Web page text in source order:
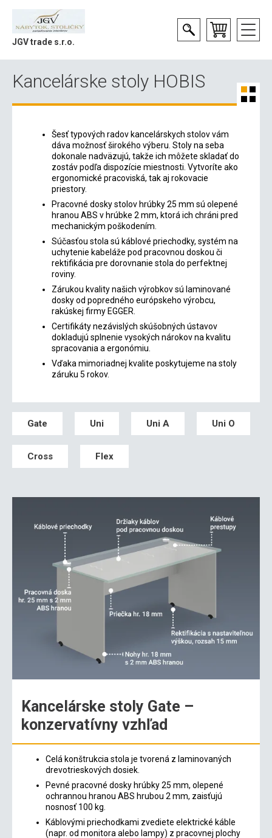
JGV trade s.r.o.
Kancelárske stoly HOBIS
Šesť typových radov kancelárskych stolov vám
dáva možnosť širokého výberu. Stoly na seba
dokonale nadväzujú, takže ich môžete skladať do
zostáv podľa dispozície miestnosti. Vytvoríte ako
ergonomické pracoviská, tak aj rokovacie
priestory.
Pracovné dosky stolov hrúbky 25 mm sú olepené
hranou ABS v hrúbke 2 mm, ktorá ich chráni pred
mechanickým poškodením.
Súčasťou stola sú káblové priechodky, systém na
uchytenie kabeláže pod pracovnou doskou či
rektifikácia pre dorovnanie stola do perfektnej
roviny.
Zárukou kvality našich výrobkov sú laminované
dosky od popredného európskeho výrobcu,
rakúskej firmy EGGER.
Certifikáty nezávislých skúšobných ústavov
dokladujú splnenie vysokých nárokov na kvalitu
spracovania a ergonómiu.
Vďaka mimoriadnej kvalite poskytujeme na stoly
záruku 5 rokov.
Gate Uni Uni A Uni O
Cross Flex
Kancelárske stoly Gate –
konzervatívny vzhľad
Celá konštrukcia stola je tvorená z laminovaných
drevotrieskových dosiek.
Pevné pracovné dosky hrúbky 25 mm, olepené
ochrannou hranou ABS hrubou 2 mm, zaisťujú
nosnosť 100 kg.
Káblovými priechodkami zvediete elektrické káble
(napr. od monitora alebo lampy) z pracovnej plochy